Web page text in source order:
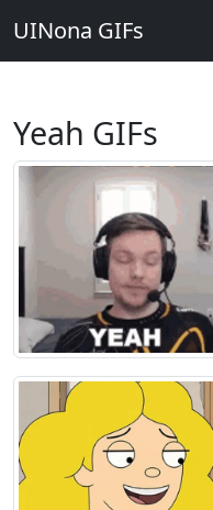
UINona GIFs
Yeah GIFs